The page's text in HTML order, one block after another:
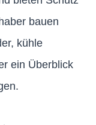
bauen
kühle
ein Überblick